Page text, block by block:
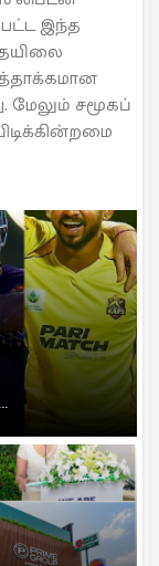
இந்த
மேலும் சமூகப்